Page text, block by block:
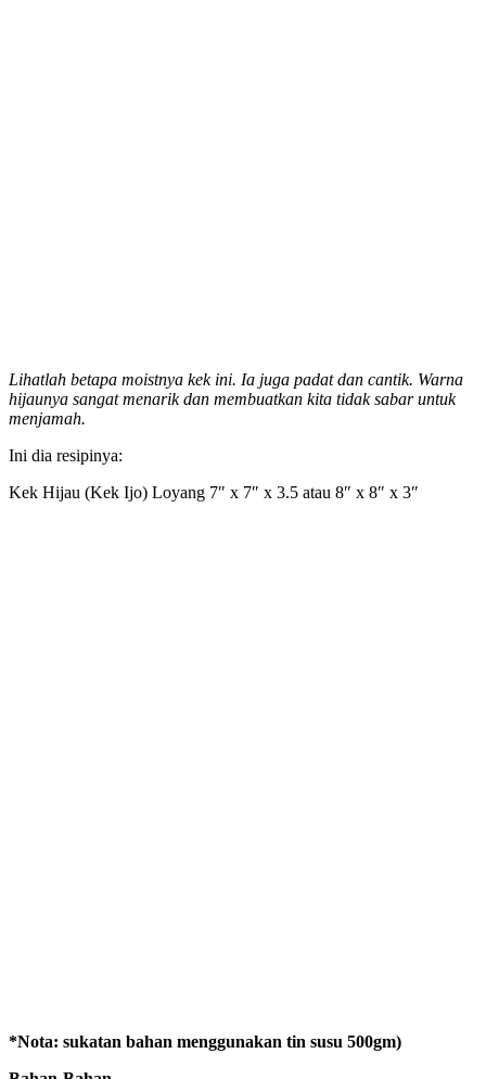
Lihatlah betapa moistnya kek ini. Ia juga padat dan cantik. Warna
hijaunya sangat menarik dan membuatkan kita tidak sabar untuk
menjamah.
Ini dia resipinya:
Kek Hijau (Kek Ijo) Loyang 7″ x 7″ x 3.5 atau 8″ x 8″ x 3″
*Nota: sukatan bahan menggunakan tin susu 500gm)